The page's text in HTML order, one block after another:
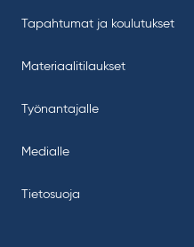
Tapahtumat ja koulutukset
Materiaalitilaukset
Työnantajalle
Medialle
Tietosuoja